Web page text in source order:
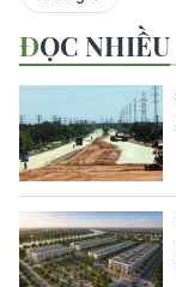
ĐỌC NHIỀU